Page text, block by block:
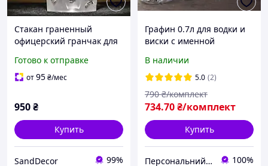
Стакан граненный
офицерский гранчак для
гравировкой эмблемы
НГУ Национальная
Готово к отправке
от95₴/мес
950₴
Купить
SandDecor 99%
Графин 0.7л для водки и
виски с именной
Степанівна ЗНАЄ, що
наливає" и набор рюмок
(10шт)
В наличии
5.0 (2)
734.70₴/комплект
790 ₴/комплект
Купить
Персональний Друк 100%